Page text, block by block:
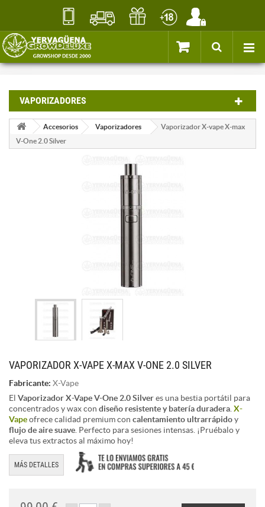
VAPORIZADORES
Accesorios Vaporizadores
Vaporizador X-vape X-max
V-One 2.0 Silver
VAPORIZADOR X-VAPE X-MAX V-ONE 2.0 SILVER
Fabricante: X-Vape
El Vaporizador X-Vape V-One 2.0 Silveres una bestia portátil para
concentrados y wax con diseño resistente y batería duradera X-
Vapeofrece calidad premium con calentamiento ultrarrápidoy
flujo de aire suave . Perfecto para sesiones intensas. ¡Pruébalo y
eleva tus extractos al máximo hoy!
MÁS DETALLES